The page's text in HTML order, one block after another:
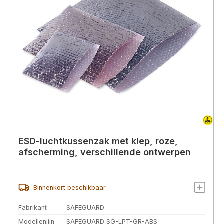
ESD-luchtkussenzak met klep, roze,
afscherming, verschillende ontwerpen
Binnenkort beschikbaar
Fabrikant
SAFEGUARD
Modellenlijn
SAFEGUARD SG-LPT-GR-ABS